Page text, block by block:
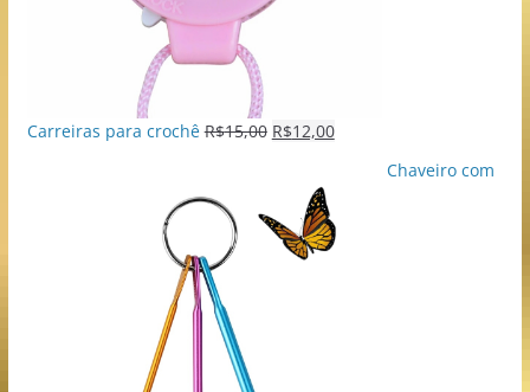
Carreiras para crochê R$15,00 R$12,00
Chaveiro com